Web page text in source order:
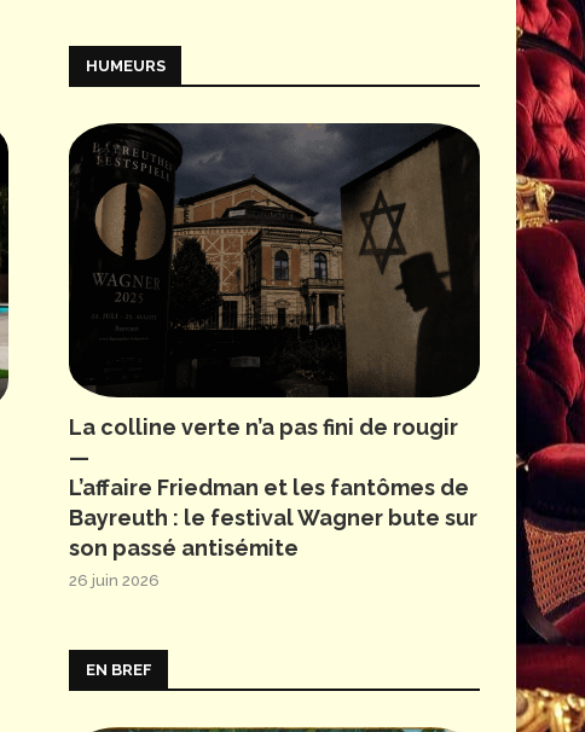
HUMEURS
La colline verte n’a pas fini de rougir
—
L’affaire Friedman et les fantômes de
Bayreuth : le festival Wagner bute sur
son passé antisémite
26 juin 2026
EN BREF